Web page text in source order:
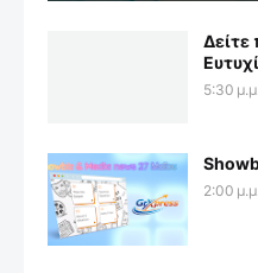
Δείτε
5:30 μ.μ.
2:00 μ.μ.